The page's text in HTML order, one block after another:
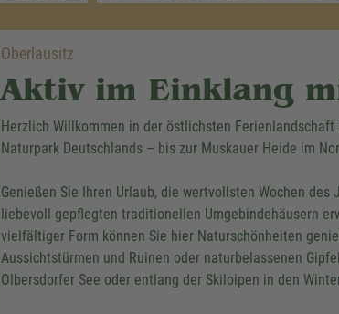
Oberlausitz
Aktiv im Einklang
Herzlich Willkommen in der östlichsten
Naturpark Deutschlands – bis zur Muskauer Heide im
Genießen Sie Ihren Urlaub, die wertvollsten Wochen
liebevoll gepflegten traditionellen Umgebindehäusern
vielfältiger Form können Sie hier Naturschönheiten
Aussichtstürmen und Ruinen oder naturbelassenen
Olbersdorfer See oder entlang der Skiloipen in den